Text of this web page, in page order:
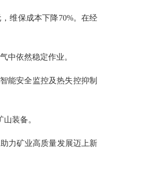
维保成本下降70%。在经
中依然稳定作业。
能安全监控及热失控抑制
装备。
力矿业高质量发展迈上新